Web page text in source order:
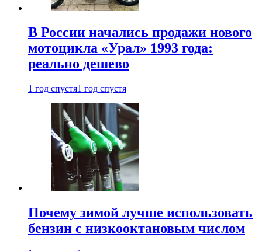
В России начались продажи нового
мотоцикла «Урал» 1993 года:
реально дешево
1 год спустя1 год спустя
Почему зимой лучше использовать
бензин с низкооктановым числом